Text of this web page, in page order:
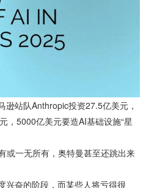
站队Anthropic投资27.5亿美元，
，5000亿美元要造AI基础设施“星
或一无所有，奥特曼甚至还跳出来
兴奋的阶段，而某些人将亏得很